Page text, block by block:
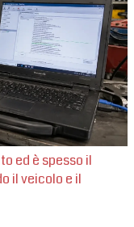
ed è spesso il
il veicolo e il